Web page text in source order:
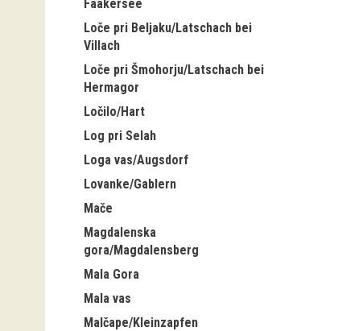
Faakersee
Loče pri Beljaku/Latschach bei
Villach
Loče pri Šmohorju/Latschach bei
Hermagor
Ločilo/Hart
Log pri Selah
Loga vas/Augsdorf
Lovanke/Gablern
Mače
Magdalenska
gora/Magdalensberg
Mala Gora
Mala vas
Malčape/Kleinzapfen